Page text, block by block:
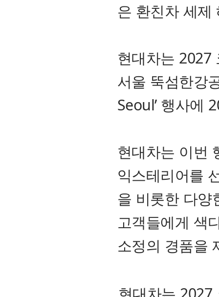
은 환친차 세제
현대차는 2027
서울 뚝섬한강
Seoul’ 행사에
현대차는 이번
익스테리어를
을 비롯한 다양
고객들에게 색
소정의 경품을